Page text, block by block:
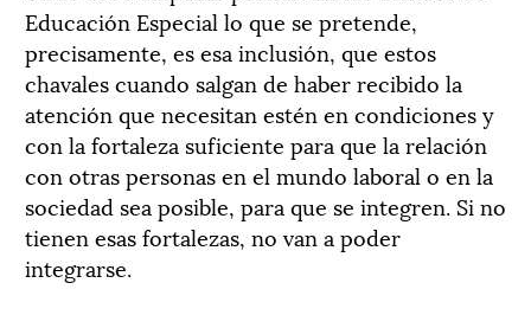
Educación Especial lo que se pretende,
precisamente, es esa inclusión, que estos
chavales cuando salgan de haber recibido la
atención que necesitan estén en condiciones y
con la fortaleza suficiente para que la relación
con otras personas en el mundo laboral o en la
sociedad sea posible, para que se integren. Si no
tienen esas fortalezas, no van a poder
integrarse.